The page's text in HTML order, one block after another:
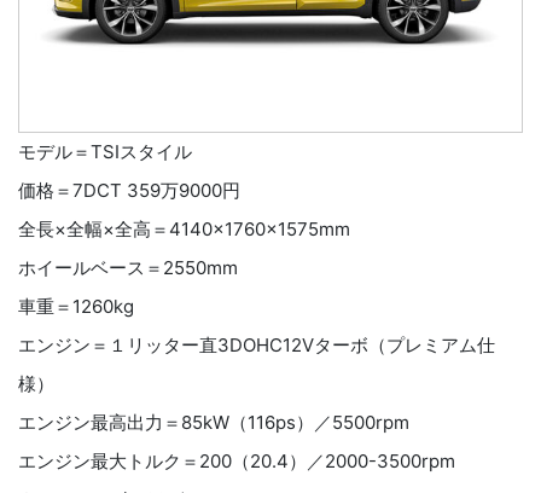
モデル＝TSIスタイル
価格＝7DCT 359万9000円
全長×全幅×全高＝4140×1760×1575mm
ホイールベース＝2550mm
車重＝1260kg
エンジン＝１リッター直3DOHC12Vターボ（プレミアム仕
様）
エンジン最高出力＝85kW（116ps）／5500rpm
エンジン最大トルク＝200（20.4）／2000-3500rpm